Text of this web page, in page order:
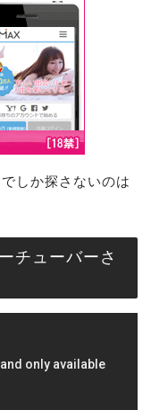
しか探さないのは
チューバーさ